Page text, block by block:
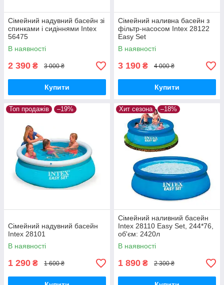
Сімейний надувний басейн зі
спинками і сидіннями Intex
56475
В наявності
2 390 ₴ 3 000 ₴
Купити
Сімейний наливна басейн з
фільтр-насосом Intex 28122
Easy Set
В наявності
3 190 ₴ 4 000 ₴
Купити
Топ продажів –19%
Сімейний надувний басейн
Intex 28101
В наявності
1 290 ₴ 1 600 ₴
Хит сезона –18%
Сімейний наливний басейн
Intex 28110 Easy Set, 244*76,
об'єм: 2420л
В наявності
1 890 ₴ 2 300 ₴